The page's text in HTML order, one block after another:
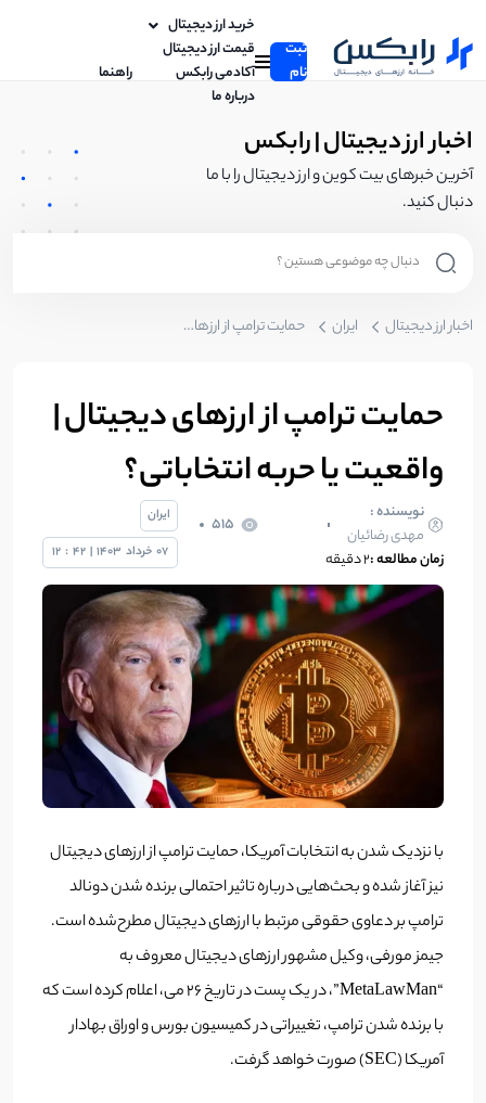
ثبت
نام
خرید ارز دیجیتال
قیمت ارز دیجیتال
آکادمی رابکس
راهنما
درباره ما
اخبار ارز دیجیتال | رابکس
آخرین خبرهای بیت کوین و ارز دیجیتال را با ما
دنبال کنید.
اخبار ارز دیجیتال ایران حمایت ترامپ از ارز‌های دیجیتال | واقعیت یا حربه انتخاباتی؟
حمایت ترامپ از ارز‌های دیجیتال |
واقعیت یا حربه انتخاباتی؟
نویسنده :
مهدی رضائیان
515
زمان مطالعه :2 دقیقه
ایران
07 خرداد 1403
|
42
:
12
‌با نزدیک شدن به انتخابات آمریکا، حمایت ترامپ از ارز‌های دیجیتال
نیز آغاز شده و بحث‌هایی درباره تاثیر احتمالی برنده شدن دونالد
ترامپ بر دعاوی حقوقی مرتبط با ارز‌های دیجیتال مطرح‌شده است.
جیمز مورفی، وکیل مشهور ارز‌های دیجیتال معروف به
“MetaLawMan”، در یک پست در تاریخ ۲۶ می‌، اعلام کرده است که
با برنده شدن ترامپ، تغییراتی در کمیسیون بورس و اوراق بهادار
آمریکا (SEC) صورت خواهد گرفت.